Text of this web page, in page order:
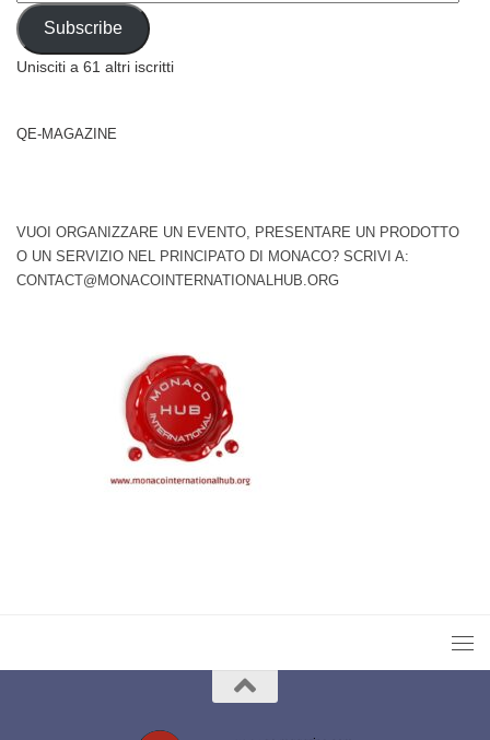
Address
Subscribe
Unisciti a 61 altri iscritti
QE-MAGAZINE
VUOI ORGANIZZARE UN EVENTO, PRESENTARE UN PRODOTTO
O UN SERVIZIO NEL PRINCIPATO DI MONACO? SCRIVI A:
CONTACT@MONACOINTERNATIONALHUB.ORG